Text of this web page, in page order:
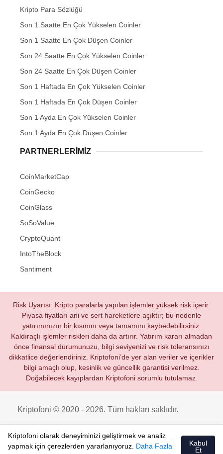
Kripto Para Sözlüğü
Son 1 Saatte En Çok Yükselen Coinler
Son 1 Saatte En Çok Düşen Coinler
Son 24 Saatte En Çok Yükselen Coinler
Son 24 Saatte En Çok Düşen Coinler
Son 1 Haftada En Çok Yükselen Coinler
Son 1 Haftada En Çok Düşen Coinler
Son 1 Ayda En Çok Yükselen Coinler
Son 1 Ayda En Çok Düşen Coinler
PARTNERLERIMIZ
CoinMarketCap
CoinGecko
CoinGlass
SoSoValue
CryptoQuant
IntoTheBlock
Santiment
Risk Uyarısı: Kripto paralarla yapılan işlemler yüksek risk içerir.
Piyasa fiyatları ani ve sert hareketlere açıktır; bu nedenle
yatırımınızın bir kısmını veya tamamını kaybedebilirsiniz.
Kaldıraçlı işlemler riskleri daha da artırır. Yatırım kararı almadan
önce finansal durumunuzu, bilgi seviyenizi ve risk toleransınızı
dikkatlice değerlendiriniz. Kriptofoni’de yer alan veriler ve içerikler
bilgi amaçlı olup, kesinlik ve güncellik garantisi verilmez.
Doğabilecek kayıplardan Kriptofoni sorumlu tutulamaz.
Kriptofoni © 2020 - 2026. Tüm hakları saklıdır.
Kriptofoni olarak deneyiminizi geliştirmek ve analiz
yapmak için çerezlerden yararlanıyoruz. Daha Fazla
Kabul
Et